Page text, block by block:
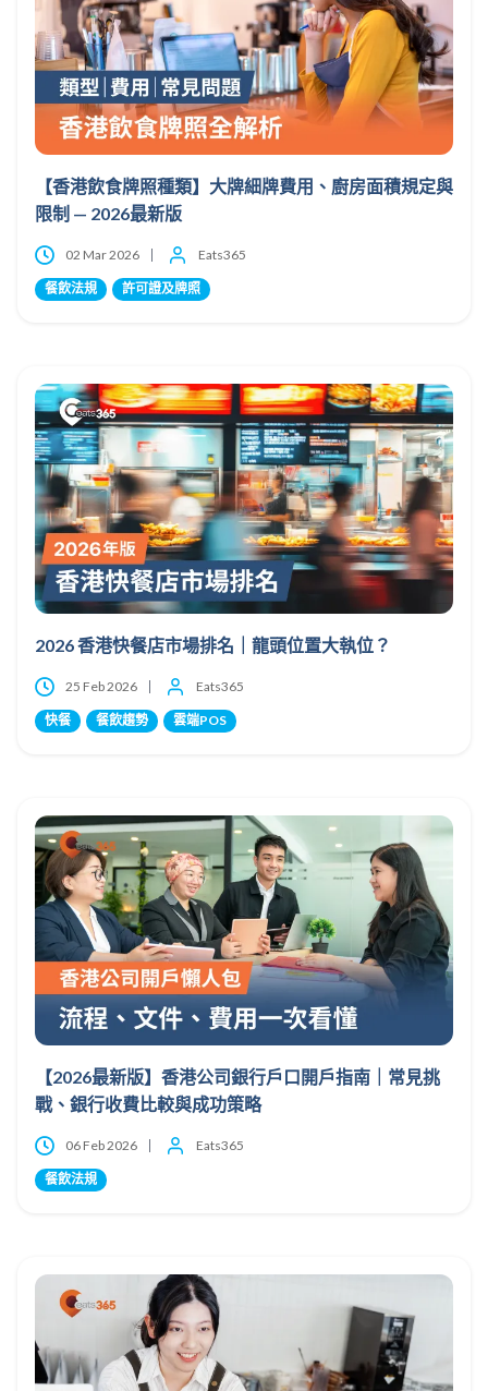
【香港飲食牌照種類】大牌細牌費用、廚房面積規定與
限制 — 2026最新版
02 Mar 2026 Eats365
餐飲法規 許可證及牌照
2026 香港快餐店市場排名｜龍頭位置大執位？
25 Feb 2026 Eats365
快餐 餐飲趨勢 雲端POS
【2026最新版】香港公司銀行戶口開戶指南｜常見挑
戰、銀行收費比較與成功策略
06 Feb 2026 Eats365
餐飲法規